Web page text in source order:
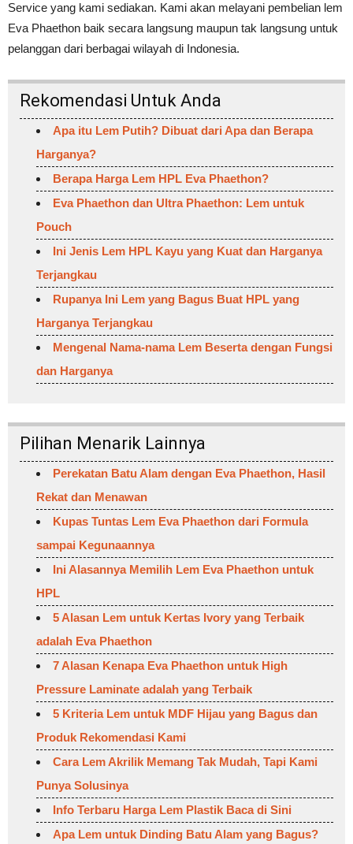
Service yang kami sediakan. Kami akan melayani pembelian lem
Eva Phaethon baik secara langsung maupun tak langsung untuk
pelanggan dari berbagai wilayah di Indonesia.
Rekomendasi Untuk Anda
Apa itu Lem Putih? Dibuat dari Apa dan Berapa
Harganya?
Berapa Harga Lem HPL Eva Phaethon?
Eva Phaethon dan Ultra Phaethon: Lem untuk
Pouch
Ini Jenis Lem HPL Kayu yang Kuat dan Harganya
Terjangkau
Rupanya Ini Lem yang Bagus Buat HPL yang
Harganya Terjangkau
Mengenal Nama-nama Lem Beserta dengan Fungsi
dan Harganya
Pilihan Menarik Lainnya
Perekatan Batu Alam dengan Eva Phaethon, Hasil
Rekat dan Menawan
Kupas Tuntas Lem Eva Phaethon dari Formula
sampai Kegunaannya
Ini Alasannya Memilih Lem Eva Phaethon untuk
HPL
5 Alasan Lem untuk Kertas Ivory yang Terbaik
adalah Eva Phaethon
7 Alasan Kenapa Eva Phaethon untuk High
Pressure Laminate adalah yang Terbaik
5 Kriteria Lem untuk MDF Hijau yang Bagus dan
Produk Rekomendasi Kami
Cara Lem Akrilik Memang Tak Mudah, Tapi Kami
Punya Solusinya
Info Terbaru Harga Lem Plastik Baca di Sini
Apa Lem untuk Dinding Batu Alam yang Bagus?